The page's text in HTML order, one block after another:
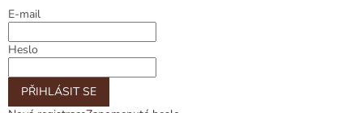
E-mail
Heslo
PŘIHLÁSIT SE